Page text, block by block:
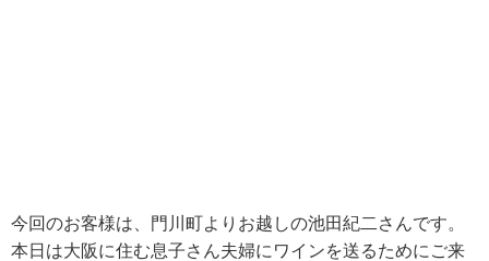
今回のお客様は、門川町よりお越しの池田紀二さんです。
本日は大阪に住む息子さん夫婦にワインを送るためにご来